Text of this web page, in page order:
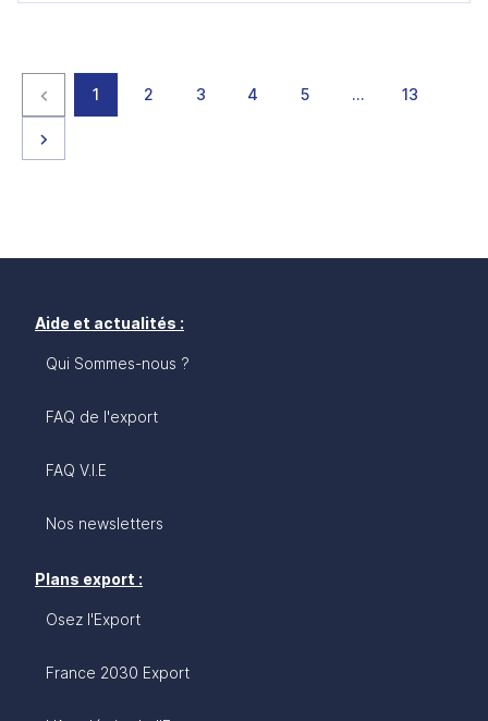
Page précédente
page
1 page
2 page
3 page
4 page
5 … page
13
Aide et actualités :
Qui Sommes-nous ?
FAQ de l'export
FAQ V.I.E
Nos newsletters
Plans export :
Osez l'Export
France 2030 Export